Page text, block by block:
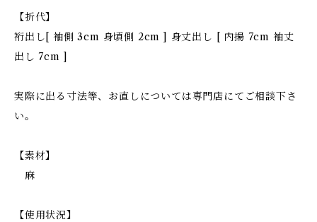
【折代】
裄出し[ 袖側 3cm 身頃側 2cm ] 身丈出し [ 内揚 7cm 袖丈
出し 7cm ]
実際に出る寸法等、お直しについては専門店にてご相談下さ
い。
【素材】
麻
【使用状況】